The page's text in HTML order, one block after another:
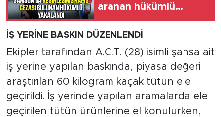
aranan hükümlü
cezaevine gönderildi
İŞ YERİNE BASKIN DÜZENLENDİ
Ekipler tarafından A.C.T. (28) isimli şahsa ait
iş yerine yapılan baskında, piyasa değeri
araştırılan 60 kilogram kaçak tütün ele
geçirildi. İş yerinde yapılan aramalarda ele
geçirilen tütün ürünlerine el konulurken,